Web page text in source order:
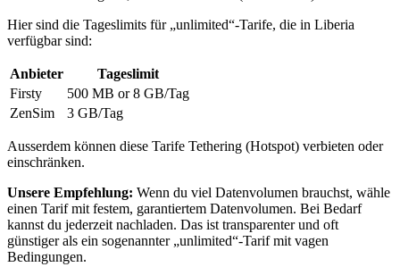
Hier sind die Tageslimits für „unlimited“-Tarife, die in Liberia
verfügbar sind:
Anbieter
Tageslimit
Firsty
500 MB or 8 GB/Tag
ZenSim
3 GB/Tag
Ausserdem können diese Tarife Tethering (Hotspot) verbieten oder
einschränken.
Unsere Empfehlung: Wenn du viel Datenvolumen brauchst, wähle
einen Tarif mit festem, garantiertem Datenvolumen. Bei Bedarf
kannst du jederzeit nachladen. Das ist transparenter und oft
günstiger als ein sogenannter „unlimited“-Tarif mit vagen
Bedingungen.